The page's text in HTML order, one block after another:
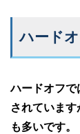
ハード
ハードオフで
されていま
も多いです。